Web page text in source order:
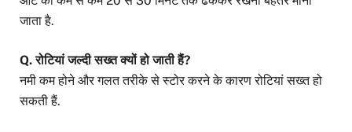
जाता है.
Q. रोटियां जल्दी सख्त क्यों हो जाती हैं?
नमी कम होने और गलत तरीके से स्टोर करने के कारण रोटियां सख्त हो
सकती हैं.